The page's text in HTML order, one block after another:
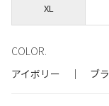
XL
COLOR.
アイボリー ｜ ブ